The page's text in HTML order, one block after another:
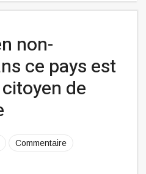
non-
ce pays est
de
Commentaire